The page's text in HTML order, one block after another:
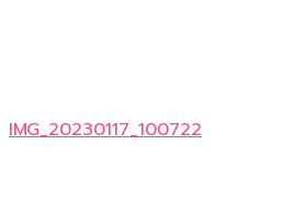
IMG_20230117_100722